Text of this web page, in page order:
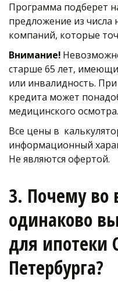
Программа подберет
предложение из числа
компаний, которые
Внимание!
старше 65 лет,
или инвалидность.
кредита может
медицинского осмотра.
Все цены в
информационный
Не являются офертой.
3. Почему во
одинаково
для ипотеки
Петербурга?